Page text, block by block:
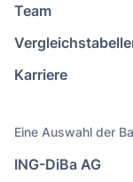
Team
Karriere
Eine Auswahl der
ING-DiBa AG